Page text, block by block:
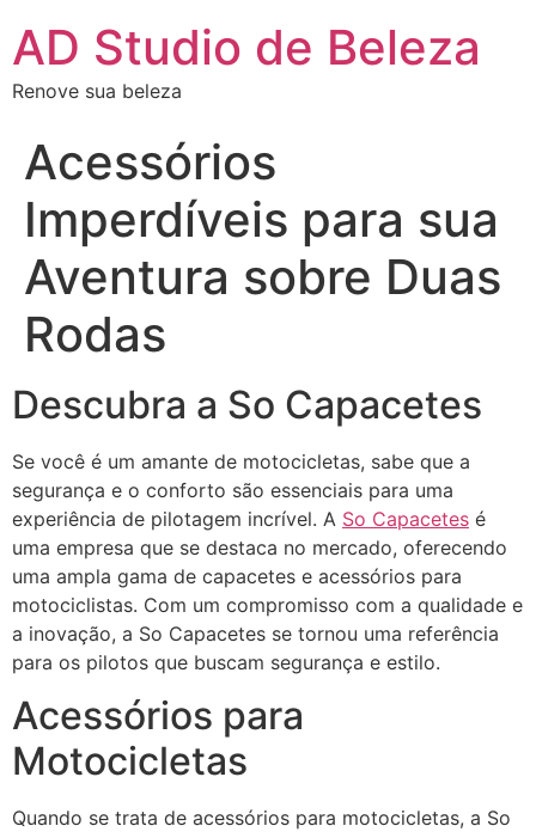
AD Studio de Beleza
Renove sua beleza
Acessórios
Imperdíveis para sua
Aventura sobre Duas
Rodas
Descubra a So Capacetes
Se você é um amante de motocicletas, sabe que a
segurança e o conforto são essenciais para uma
experiência de pilotagem incrível. A So Capacetes é
uma empresa que se destaca no mercado, oferecendo
uma ampla gama de capacetes e acessórios para
motociclistas. Com um compromisso com a qualidade e
a inovação, a So Capacetes se tornou uma referência
para os pilotos que buscam segurança e estilo.
Acessórios para
Motocicletas
Quando se trata de acessórios para motocicletas, a So